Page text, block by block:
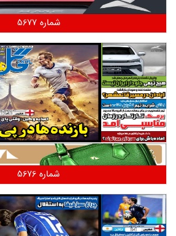
شماره 5677
شماره 5676